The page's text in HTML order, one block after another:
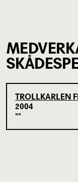
TROLLKARLEN
2004